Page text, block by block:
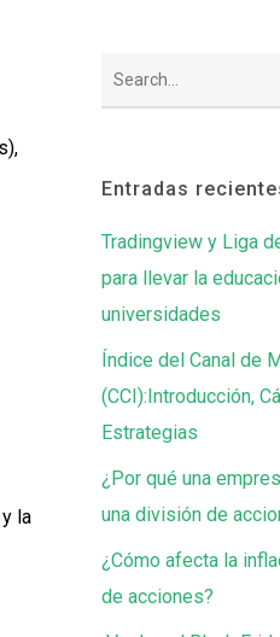
la
Entradas
Tradingview y Liga
para llevar la
universidades
Índice del Canal de
(CCI):Introducción,
Estrategias
¿Por qué una
una división de
¿Cómo afecta la
de acciones?